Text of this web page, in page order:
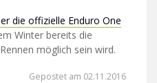
die offizielle Enduro One
Winter bereits die
möglich sein wird.
Gepostet am 02.11.2016